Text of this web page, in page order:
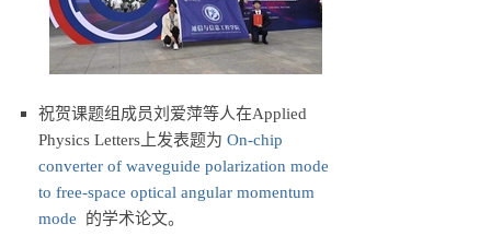
祝贺课题组成员刘爱萍等人在Applied
Physics Letters上发表题为 On-chip
converter of waveguide polarization mode
to free-space optical angular momentum
mode 的学术论文。